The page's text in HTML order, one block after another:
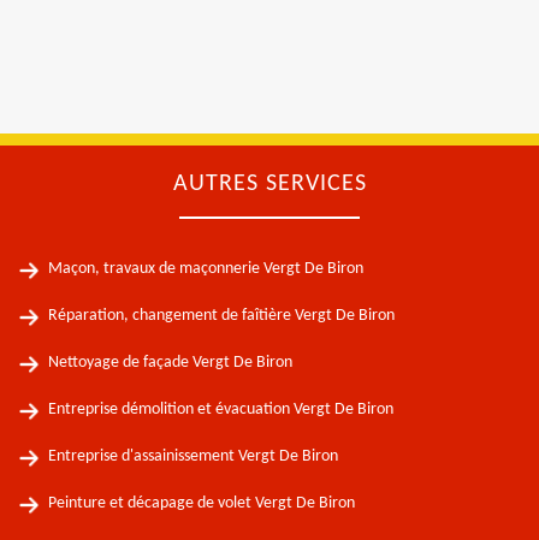
AUTRES SERVICES
Maçon, travaux de maçonnerie Vergt De Biron
Réparation, changement de faîtière Vergt De Biron
Nettoyage de façade Vergt De Biron
Entreprise démolition et évacuation Vergt De Biron
Entreprise d'assainissement Vergt De Biron
Peinture et décapage de volet Vergt De Biron